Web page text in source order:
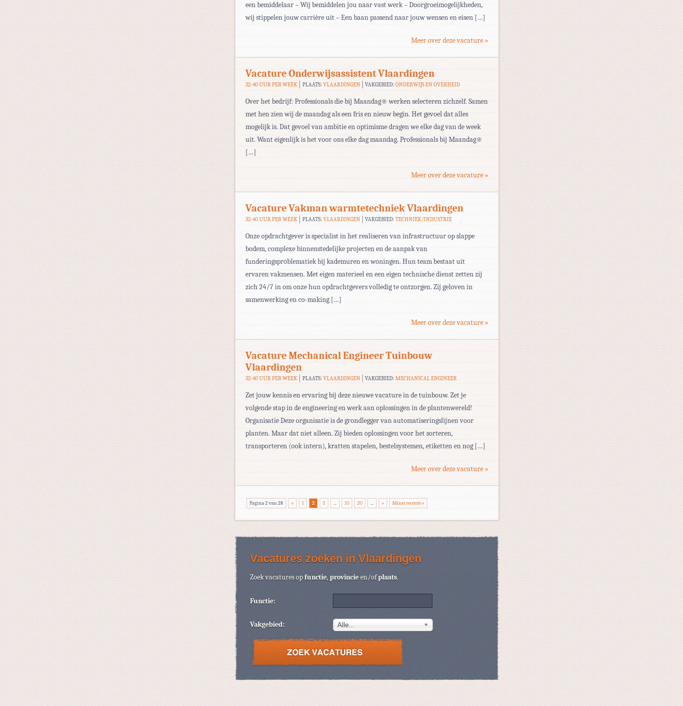
een bemiddelaar – Wij bemiddelen jou naar vast werk – Doorgroeimogelijkheden,
wij stippelen jouw carrière uit – Een baan passend naar jouw wensen en eisen […]
Meer over deze vacature »
Vacature Onderwijsassistent Vlaardingen
32-40 UUR PER WEEK PLAATS: VLAARDINGEN VAKGEBIED:ONDERWIJS EN OVERHEID
Over het bedrijf: Professionals die bij Maandag® werken selecteren zichzelf. Samen
met hen zien wij de maandag als een fris en nieuw begin. Het gevoel dat alles
mogelijk is. Dat gevoel van ambitie en optimisme dragen we elke dag van de week
uit. Want eigenlijk is het voor ons elke dag maandag. Professionals bij Maandag®
[…]
Meer over deze vacature »
Vacature Vakman warmtetechniek Vlaardingen
32-40 UUR PER WEEK PLAATS: VLAARDINGEN VAKGEBIED:TECHNIEK/INDUSTRIE
Onze opdrachtgever is specialist in het realiseren van infrastructuur op slappe
bodem, complexe binnenstedelijke projecten en de aanpak van
funderingsproblematiek bij kademuren en woningen. Hun team bestaat uit
ervaren vakmensen. Met eigen materieel en een eigen technische dienst zetten zij
zich 24/7 in om onze hun opdrachtgevers volledig te ontzorgen. Zij geloven in
samenwerking en co-making […]
Meer over deze vacature »
Vacature Mechanical Engineer Tuinbouw
Vlaardingen
32-40 UUR PER WEEK PLAATS: VLAARDINGEN VAKGEBIED:MECHANICAL ENGINEER
Zet jouw kennis en ervaring bij deze nieuwe vacature in de tuinbouw. Zet je
volgende stap in de engineering en werk aan oplossingen in de plantenwereld!
Organisatie Deze organisatie is de grondlegger van automatiseringslijnen voor
planten. Maar dat niet alleen. Zij bieden oplossingen voor het sorteren,
transporteren (ook intern), kratten stapelen, bestelsystemen, etiketten en nog […]
Meer over deze vacature »
Pagina 2 van 28 « 1 2 3 ... 10 20 ... » Minst recente »
Vacatures zoeken in Vlaardingen
Zoek vacatures opfunctie,provincieen/ofplaats.
Functie:
Vakgebied: Alle...